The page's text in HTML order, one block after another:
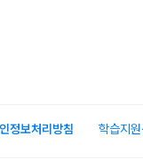
정보처리방침 학습지원